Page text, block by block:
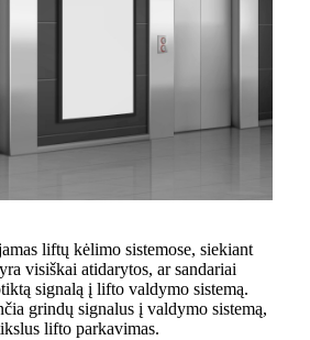
liftų kėlimo sistemose, siekiant
visiškai atidarytos, ar sandariai
signalą į lifto valdymo sistemą.
grindų signalus į valdymo sistemą,
lifto parkavimas.